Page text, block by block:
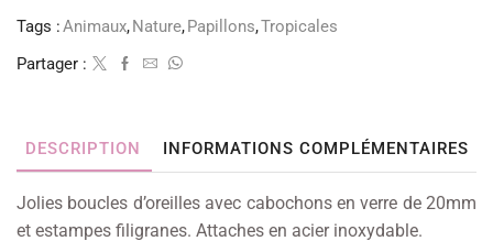
Tags :Animaux,Nature,Papillons,Tropicales
Partager :
DESCRIPTION INFORMATIONS COMPLÉMENTAIRES
Jolies boucles d’oreilles avec cabochons en verre de 20mm
et estampes filigranes. Attaches en acier inoxydable.